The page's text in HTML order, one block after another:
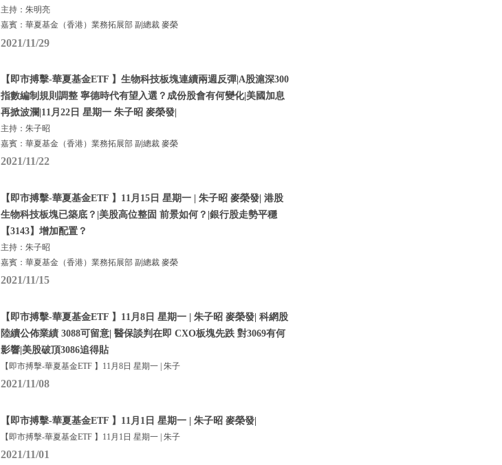
主持：朱明亮
嘉賓：華夏基金（香港）業務拓展部 副總裁 麥榮
2021/11/29
【即市搏擊-華夏基金ETF 】生物科技板塊連續兩週反彈|A股滬深300
指數編制規則調整 寧德時代有望入選？成份股會有何變化|美國加息
再掀波瀾|11月22日 星期一 朱子昭 麥榮發|
主持：朱子昭
嘉賓：華夏基金（香港）業務拓展部 副總裁 麥榮
2021/11/22
【即市搏擊-華夏基金ETF 】11月15日 星期一 | 朱子昭 麥榮發| 港股
生物科技板塊已築底？|美股高位整固 前景如何？|銀行股走勢平穩
【3143】增加配置？
主持：朱子昭
嘉賓：華夏基金（香港）業務拓展部 副總裁 麥榮
2021/11/15
【即市搏擊-華夏基金ETF 】11月8日 星期一 | 朱子昭 麥榮發| 科網股
陸續公佈業績 3088可留意| 醫保談判在即 CXO板塊先跌 對3069有何
影響|美股破頂3086追得貼
【即市搏擊-華夏基金ETF 】11月8日 星期一 | 朱子
2021/11/08
【即市搏擊-華夏基金ETF 】11月1日 星期一 | 朱子昭 麥榮發|
【即市搏擊-華夏基金ETF 】11月1日 星期一 | 朱子
2021/11/01